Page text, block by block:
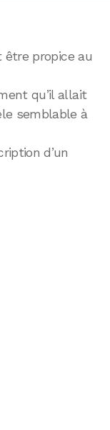
être propice au
qu’il allait
semblable à
d’un